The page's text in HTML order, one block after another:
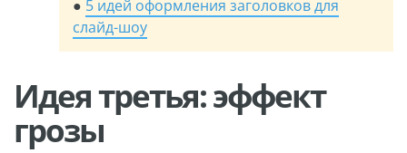
● 5 идей оформления заголовков для
слайд-шоу
Идея третья: эффект
грозы